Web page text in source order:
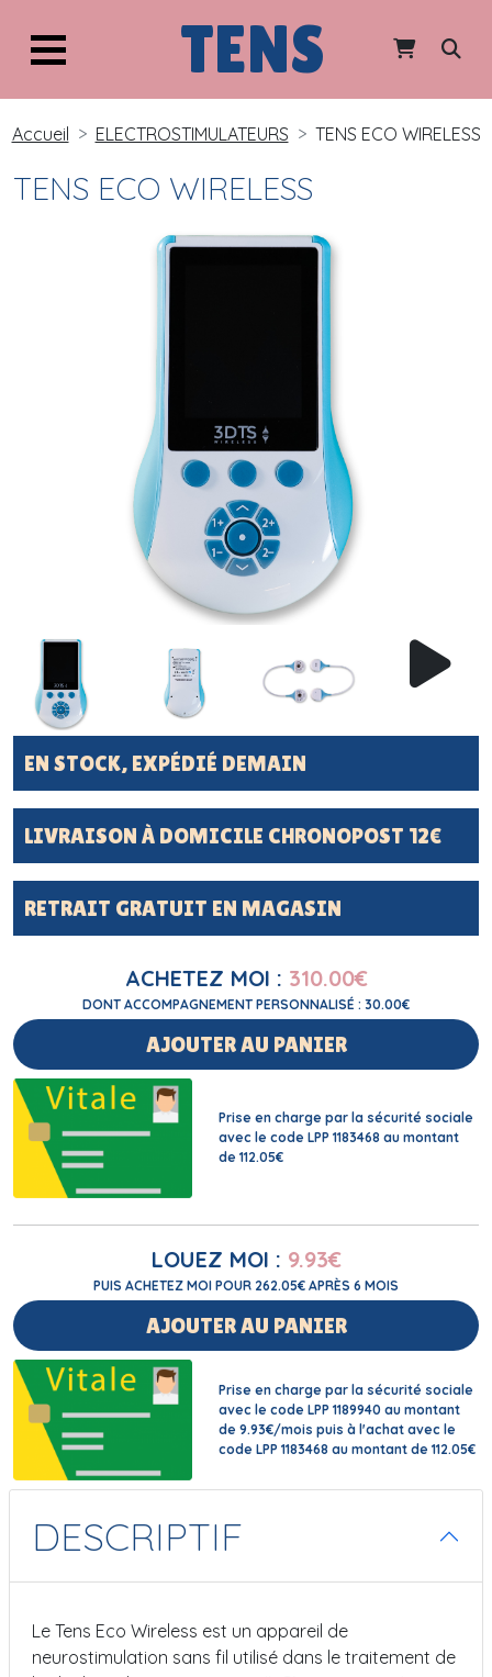
TENS
Accueil ELECTROSTIMULATEURS TENS ECO WIRELESS
TENS ECO WIRELESS
EN STOCK, EXPÉDIÉ DEMAIN
LIVRAISON À DOMICILE CHRONOPOST 12€
RETRAIT GRATUIT EN MAGASIN
ACHETEZ MOI : 310.00€
DONT ACCOMPAGNEMENT PERSONNALISÉ : 30.00€
AJOUTER AU PANIER
Prise en charge par la sécurité sociale
avec le code LPP 1183468 au montant
de 112.05€
LOUEZ MOI : 9.93€
PUIS ACHETEZ MOI POUR 262.05€ APRÈS 6 MOIS
AJOUTER AU PANIER
Prise en charge par la sécurité sociale
avec le code LPP 1189940 au montant
de 9.93€/mois puis à l'achat avec le
code LPP 1183468 au montant de 112.05€
DESCRIPTIF
Le Tens Eco Wireless est un appareil de
neurostimulation sans fil utilisé dans le traitement de